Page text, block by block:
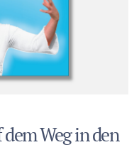
Weg in den